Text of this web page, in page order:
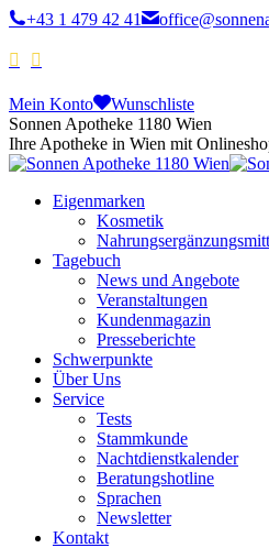
+43 1 479 42 41
Mein Konto
Wunschliste
Sonnen Apotheke 1180 Wien
Ihre Apotheke in Wien mit
Eigenmarken
Kosmetik
Tagebuch
News und Angebote
Veranstaltungen
Kundenmagazin
Presseberichte
Schwerpunkte
Über Uns
Service
Tests
Stammkunde
Nachtdienstkalender
Beratungshotline
Sprachen
Newsletter
Kontakt